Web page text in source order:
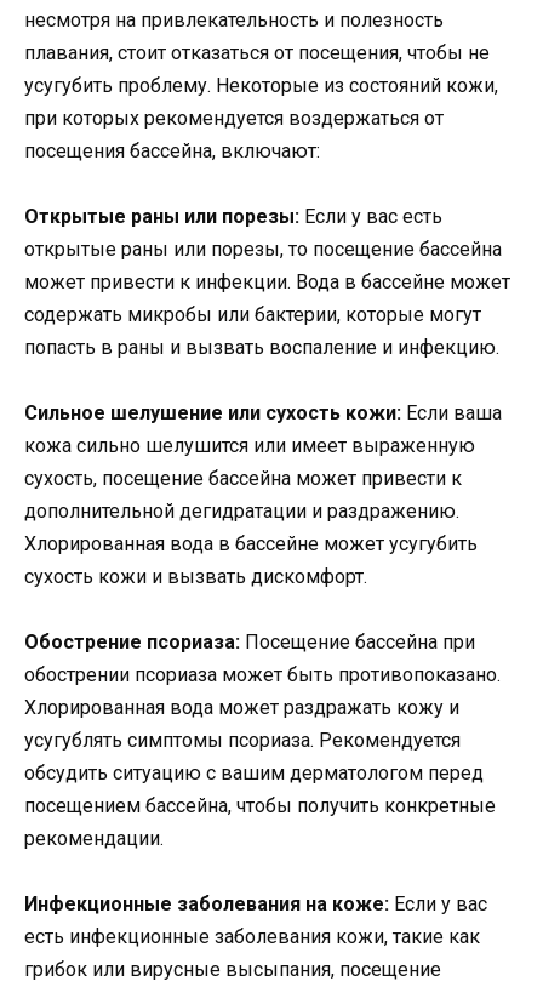
несмотря на привлекательность и полезность
плавания, стоит отказаться от посещения, чтобы не
усугубить проблему. Некоторые из состояний кожи,
при которых рекомендуется воздержаться от
посещения бассейна, включают:
Открытые раны или порезы: Если у вас есть
открытые раны или порезы, то посещение бассейна
может привести к инфекции. Вода в бассейне может
содержать микробы или бактерии, которые могут
попасть в раны и вызвать воспаление и инфекцию.
Сильное шелушение или сухость кожи: Если ваша
кожа сильно шелушится или имеет выраженную
сухость, посещение бассейна может привести к
дополнительной дегидратации и раздражению.
Хлорированная вода в бассейне может усугубить
сухость кожи и вызвать дискомфорт.
Обострение псориаза: Посещение бассейна при
обострении псориаза может быть противопоказано.
Хлорированная вода может раздражать кожу и
усугублять симптомы псориаза. Рекомендуется
обсудить ситуацию с вашим дерматологом перед
посещением бассейна, чтобы получить конкретные
рекомендации.
Инфекционные заболевания на коже: Если у вас
есть инфекционные заболевания кожи, такие как
грибок или вирусные высыпания, посещение